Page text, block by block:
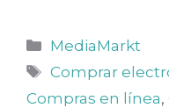
Categorías
MediaMarkt
Etiquetas
Comprar
Compras en línea,